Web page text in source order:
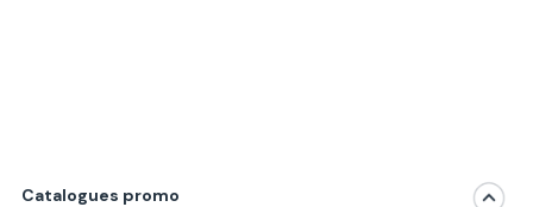
Catalogues promo